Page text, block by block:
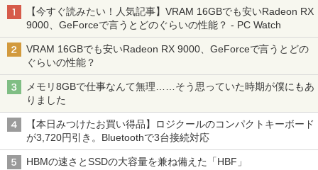
note レビュー投稿で180日保証
￥26,800
MS Office 2024 H&B 搭載｜中古ノート
第10世代 以降 メモリ 8GB SSD 256GB
｜富士通 LIFEBOOK A5510｜中古 ノー
トパソコン オフィス付き 中古PC ノート
PC｜テンキー WEBカメラ 内蔵 Bluetoo
th 15.6インチ 初期設定済み
3
【期間限定10%OFFクーポン 8/12 10時
まで】 ゲーミングモニター 27インチ FH
1 DP1.4×1 Adaptive Sync対応 フリッカ
ーフリー ブルーライトカット モニター
40
￥13,980
[新品]サカモトデイズ SAKAMOTO DAY
S (1-28巻 最新刊) 全巻セット
￥14,916
]
￥3,960
【今すぐ読みたい！人気記事】VRAM 16GBでも安いRadeon RX
9000、GeForceで言うとどのぐらいの性能？ - PC Watch
VRAM 16GBでも安いRadeon RX 9000、GeForceで言うとどの
ぐらいの性能？
メモリ8GBで仕事なんて無理……そう思っていた時期が僕にもあ
りました
【本日みつけたお買い得品】ロジクールのコンパクトキーボード
が3,720円引き。Bluetoothで3台接続対応
HBMの速さとSSDの大容量を兼ね備えた「HBF」